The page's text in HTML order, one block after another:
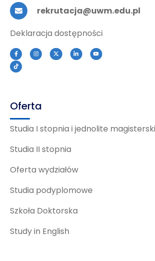
rekrutacja@uwm.edu.pl
Deklaracja dostępności
Oferta
Studia I stopnia i jednolite
Studia II stopnia
Oferta wydziałów
Studia podyplomowe
Szkoła Doktorska
Study in English